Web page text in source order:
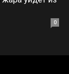
0